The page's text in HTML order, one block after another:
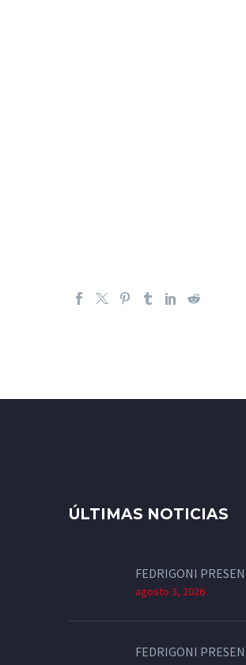
ÚLTIMAS NOTICIAS
FEDRIGONI
agosto 3, 2026
FEDRIGONI